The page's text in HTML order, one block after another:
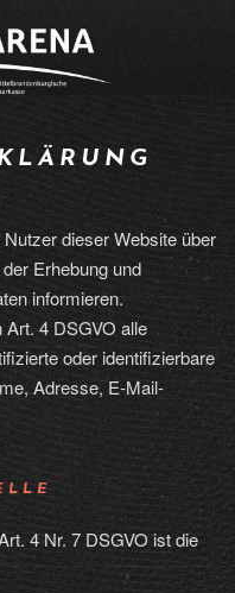
dieser Website über
Erhebung und
informieren.
4 DSGVO alle
oder identifizierbare
Adresse, E-Mail-
4 Nr. 7 DSGVO ist die